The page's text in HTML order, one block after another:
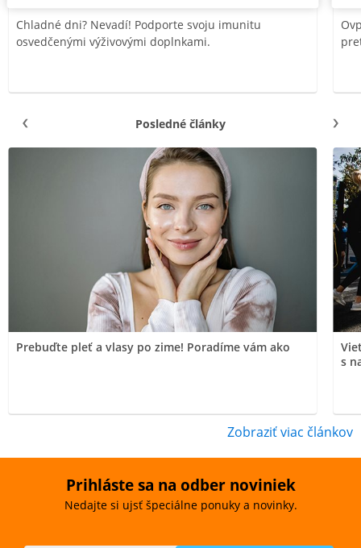
Chladné dni? Nevadí! Podporte svoju imunitu
osvedčenými výživovými doplnkami.
Posledné články
Prebuďte pleť a vlasy po zime! Poradíme vám ako
s
Zobraziť viac článkov
Prihláste sa na odber noviniek
Nedajte si ujsť špeciálne ponuky a novinky.